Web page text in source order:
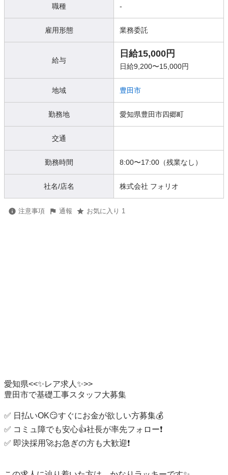
職種 -
雇用形態 業務委託
給与
日給15,000円
日給9,200〜15,000円
地域 豊田市
勤務地 愛知県豊田市四郷町
交通
勤務時間 8:00〜17:00（残業なし）
社名/店名 株式会社 フォリオ
注意事項 通報 お気に入り 1
愛知県<<✨レア求人✨>>
豊田市で基礎工事スタッフ大募集
✅ 日払いOK😏すぐにお金が欲しい方募集💰
✅ コミュ障でも安心👍社長が率先フォロー❗️
✅ 即決採用🚀お急ぎの方も大歓迎❗️